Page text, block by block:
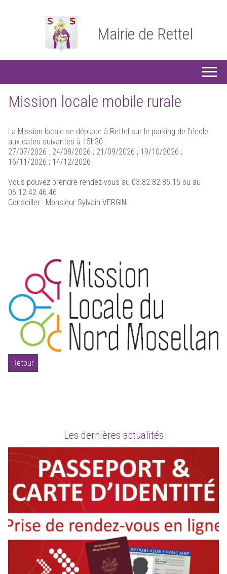
Mairie de Rettel
Mission locale mobile rurale
La Mission locale se déplace à Rettel sur le parking de l'école
aux dates suivantes à 15h30 :
27/07/2026 : 24/08/2026 ; 21/09/2026 ; 19/10/2026 ;
16/11/2026 ; 14/12/2026
Vous pouvez prendre rendez-vous au 03.82.82.85.15 ou au
06.12.42.46.46
Conseiller : Monsieur Sylvain VERGINI
Retour
Les dernières actualités